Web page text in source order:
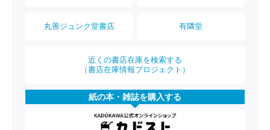
丸善ジュンク堂書店 有隣堂
近くの書店在庫を検索する
（書店在庫情報プロジェクト）
紙の本・雑誌を購入する